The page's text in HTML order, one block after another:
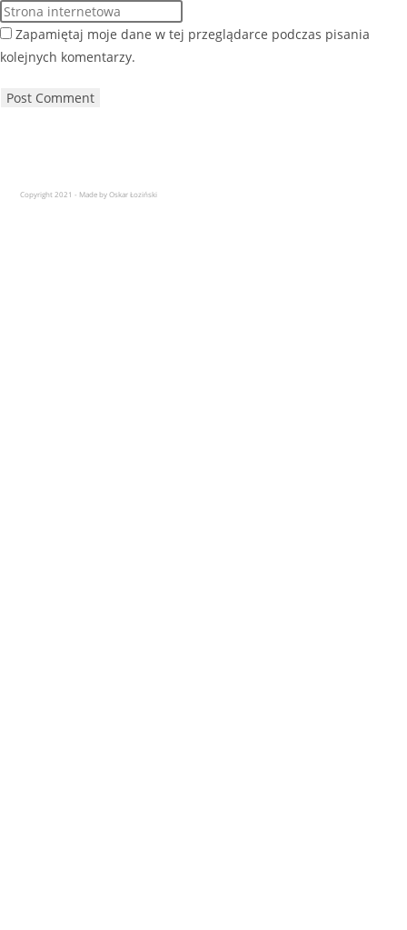
Zapamiętaj moje dane w tej przeglądarce podczas pisania
kolejnych komentarzy.
Copyright 2021 - Made by Oskar Łoziński